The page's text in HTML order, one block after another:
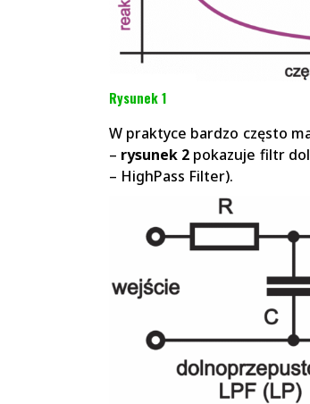
Rysunek 1
W praktyce bardzo często
– rysunek 2 pokazuje filtr
– HighPass Filter).